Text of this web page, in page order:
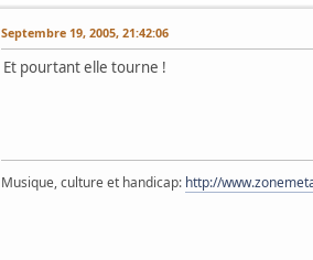
Septembre 19, 2005, 21:42:06
Et pourtant elle tourne !
Musique, culture et handicap: http://